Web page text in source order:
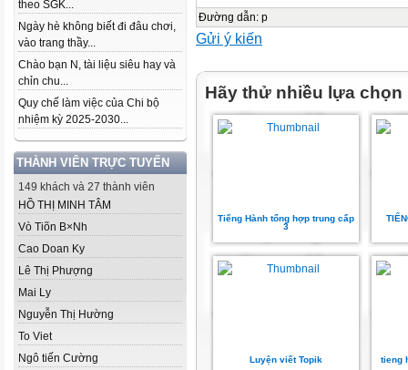
theo SGK...
Ngày hè không biết đi đâu chơi,
vào trang thầy...
Chào bạn N, tài liệu siêu hay và
chỉn chu...
Quy chế làm việc của Chi bộ
nhiệm kỳ 2025-2030...
THÀNH VIÊN TRỰC TUYẾN
149 khách và 27 thành viên
HỒ THỊ MINH TÂM
Vò Tiõn B×Nh
Cao Doan Ky
Lê Thị Phượng
Mai Ly
Nguyễn Thị Hường
To Viet
Ngô tiến Cường
Đường dẫn: p
Gửi ý kiến
Hãy thử nhiều lựa chọn
Tiếng Hành tổng hợp trung cấp
3
Luyện viết Topik tieng